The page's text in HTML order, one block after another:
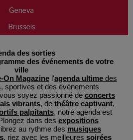
Geneva
Brussels
des sorties
des événements de votre
ville
On Magazinel'agenda ultimedes
, sportives et des événements
soyez passionné de concerts
vibrants, de théâtre captivant,
palpitants, notre agenda est
dans des expositions
au rythme des musiques
, riez avec les meilleures soirées